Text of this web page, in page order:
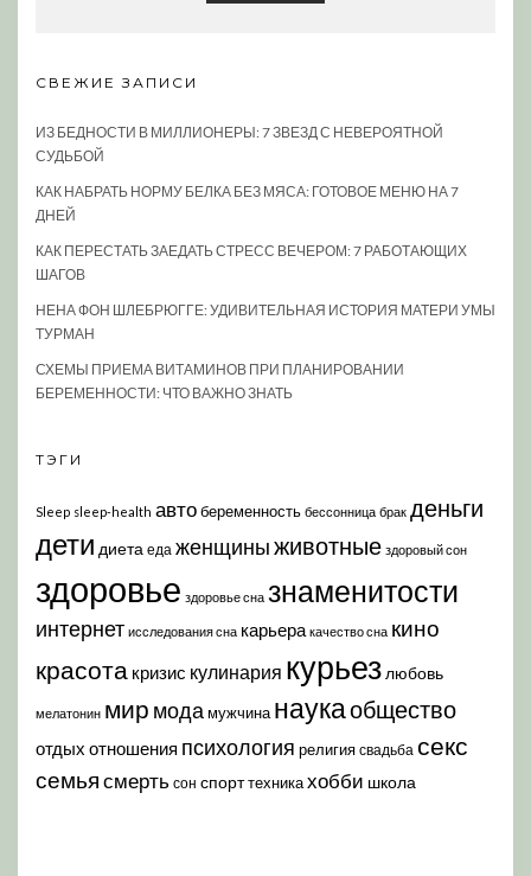
СВЕЖИЕ ЗАПИСИ
ИЗ БЕДНОСТИ В МИЛЛИОНЕРЫ: 7 ЗВЕЗД С НЕВЕРОЯТНОЙ
СУДЬБОЙ
КАК НАБРАТЬ НОРМУ БЕЛКА БЕЗ МЯСА: ГОТОВОЕ МЕНЮ НА 7
ДНЕЙ
КАК ПЕРЕСТАТЬ ЗАЕДАТЬ СТРЕСС ВЕЧЕРОМ: 7 РАБОТАЮЩИХ
ШАГОВ
НЕНА ФОН ШЛЕБРЮГГЕ: УДИВИТЕЛЬНАЯ ИСТОРИЯ МАТЕРИ УМЫ
ТУРМАН
СХЕМЫ ПРИЕМА ВИТАМИНОВ ПРИ ПЛАНИРОВАНИИ
БЕРЕМЕННОСТИ: ЧТО ВАЖНО ЗНАТЬ
ТЭГИ
Sleep sleep-health автобеременность бессонница брак деньги
дети диета еда женщиныживотные здоровый сон
здоровье здоровье сна знаменитости
интернет исследования сна карьера качество сна кино
красота кризис кулинария курьез любовь
мелатонин мир модамужчина наукаобщество
отдых отношения психология религия свадьба секс
семья смерть сон спорттехникахобби школа